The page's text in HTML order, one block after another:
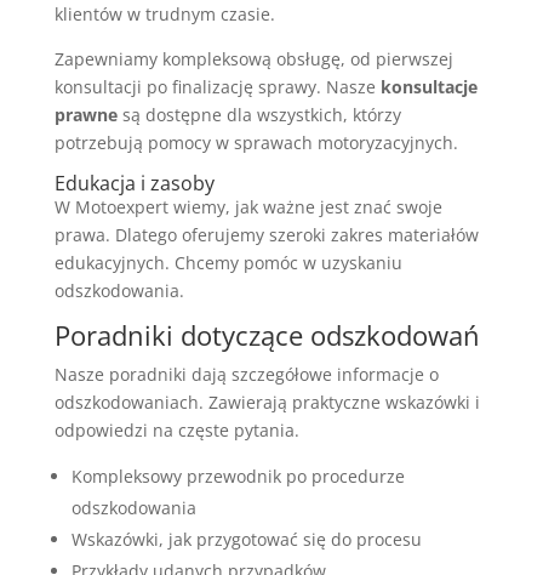
klientów w trudnym czasie.
Zapewniamy kompleksową obsługę, od pierwszej
konsultacji po finalizację sprawy. Nasze konsultacje
prawnesą dostępne dla wszystkich, którzy
potrzebują pomocy w sprawach motoryzacyjnych.
Edukacja i zasoby
W Motoexpert wiemy, jak ważne jest znać swoje
prawa. Dlatego oferujemy szeroki zakres materiałów
edukacyjnych. Chcemy pomóc w uzyskaniu
odszkodowania.
Poradniki dotyczące odszkodowań
Nasze poradniki dają szczegółowe informacje o
odszkodowaniach. Zawierają praktyczne wskazówki i
odpowiedzi na częste pytania.
Kompleksowy przewodnik po procedurze
odszkodowania
Wskazówki, jak przygotować się do procesu